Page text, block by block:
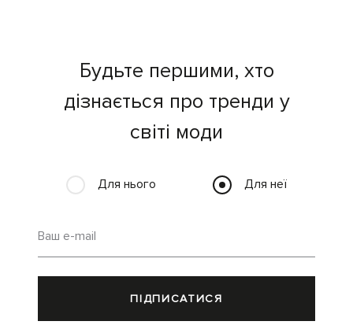
Будьте першими, хто
дізнається про тренди у
світі моди
Для нього Для неї
Ваш e-mail
ПІДПИСАТИСЯ